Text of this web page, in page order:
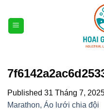
content
Published 31 Tháng 7,
Marathon, Áo lưới chia đội